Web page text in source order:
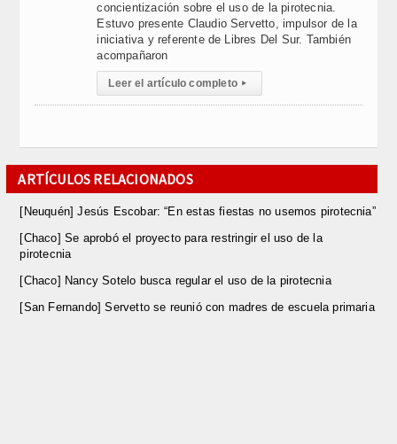
concientización sobre el uso de la pirotecnia.
Estuvo presente Claudio Servetto, impulsor de la
iniciativa y referente de Libres Del Sur. También
acompañaron
Leer el artículo completo ▸
ARTÍCULOS RELACIONADOS
[Neuquén] Jesús Escobar: “En estas fiestas no usemos pirotecnia”
[Chaco] Se aprobó el proyecto para restringir el uso de la
pirotecnia
[Chaco] Nancy Sotelo busca regular el uso de la pirotecnia
[San Fernando] Servetto se reunió con madres de escuela primaria